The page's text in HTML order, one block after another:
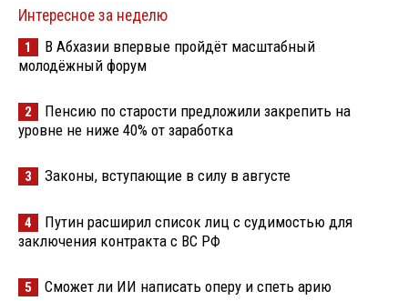
Интересное за неделю
1
В Абхазии впервые пройдёт масштабный
молодёжный форум
2
Пенсию по старости предложили закрепить на
уровне не ниже 40% от заработка
3 Законы, вступающие в силу в августе
4
Путин расширил список лиц с судимостью для
заключения контракта с ВС РФ
5 Сможет ли ИИ написать оперу и спеть арию